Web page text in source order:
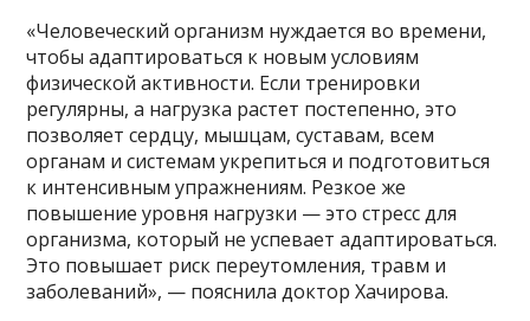
«Человеческий организм нуждается во времени,
чтобы адаптироваться к новым условиям
физической активности. Если тренировки
регулярны, а нагрузка растет постепенно, это
позволяет сердцу, мышцам, суставам, всем
органам и системам укрепиться и подготовиться
к интенсивным упражнениям. Резкое же
повышение уровня нагрузки — это стресс для
организма, который не успевает адаптироваться.
Это повышает риск переутомления, травм и
заболеваний», — пояснила доктор Хачирова.